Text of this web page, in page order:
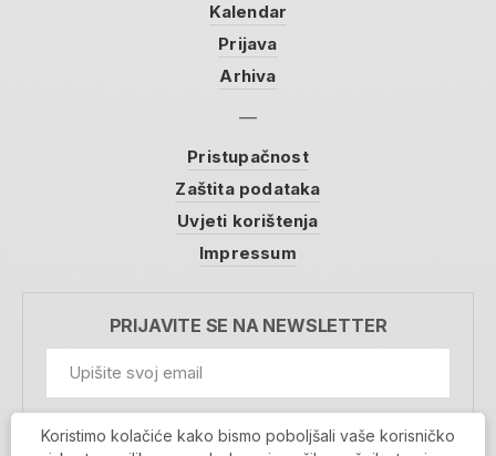
Kalendar
Prijava
Arhiva
Pristupačnost
Zaštita podataka
Uvjeti korištenja
Impressum
PRIJAVITE SE NA NEWSLETTER
Prihvaćam da se moji podaci spremaju u bazu
Koristimo kolačiće kako bismo poboljšali vaše korisničko